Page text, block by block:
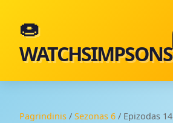
🍩
WATCHSIMPSONS
Pagrindinis / Sezonas 6 / Epizodas 14